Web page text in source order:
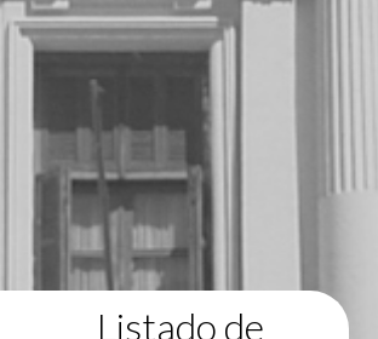
Listado de